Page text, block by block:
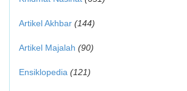
Artikel Akhbar (144)
Artikel Majalah (90)
Ensiklopedia (121)